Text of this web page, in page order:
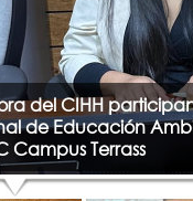
del CIHH
de Educación
Campus Terrass